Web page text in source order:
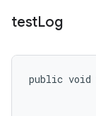
testLog
public void